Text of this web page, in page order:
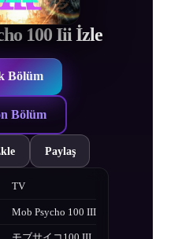
100 Iii İzle
Bölüm
Bölüm
Paylaş
TV
Mob Psycho 100 III